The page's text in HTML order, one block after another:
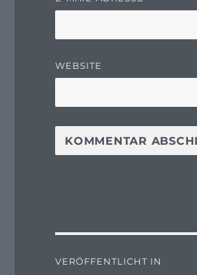
WEBSITE
VERÖFFENTLICHT IN